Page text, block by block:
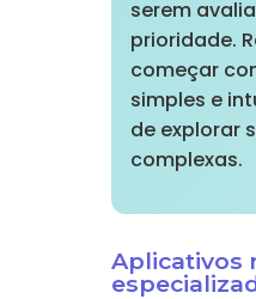
serem
prioridade.
começar
simples e
de explorar
complexas.
Aplicativos